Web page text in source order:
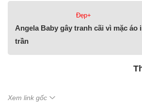
Đẹp+
Angela Baby gây tranh cãi vì mặc áo
trần
Xem link gốc